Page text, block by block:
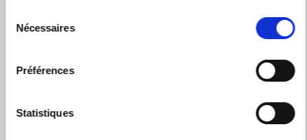
Nécessaires
Préférences
Statistiques